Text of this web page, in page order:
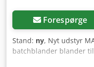
Forespørge
Stand: ny, Nyt udstyr
batchblander blander
fra lager Dkodpfxou Ti